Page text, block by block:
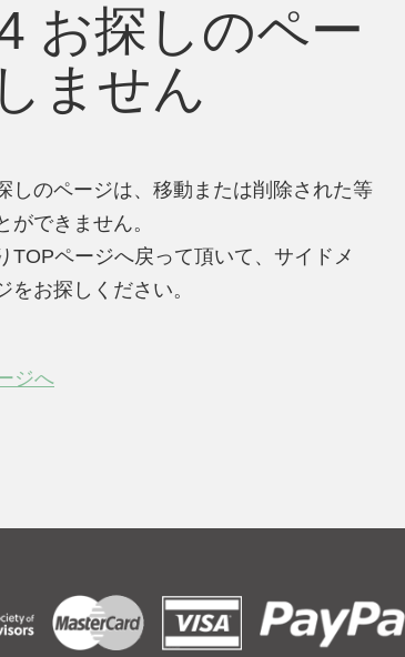
お探しのペー
ません
しのページは、移動または削除された等
できません。
TOPページへ戻って頂いて、サイドメ
お探しください。
ジへ